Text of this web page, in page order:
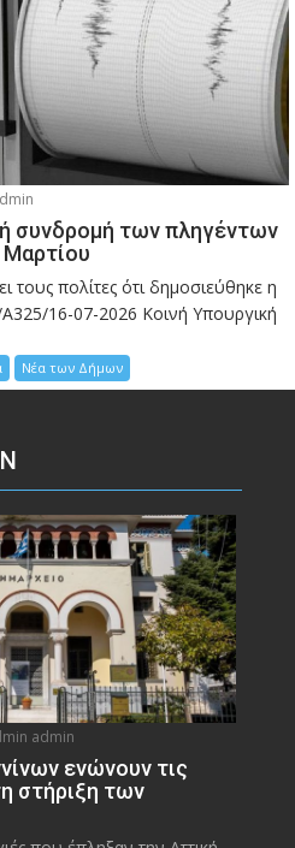
συνδρομή των πληγέντων
Μαρτίου
πολίτες ότι δημοσιεύθηκε η
16-07-2026 Κοινή Υπουργική
Νέα των Δήμων
admin
ενώνουν τις
στήριξη των